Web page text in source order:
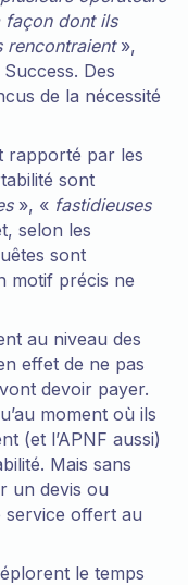
façon dont ils
rencontraient»,
Des
de la nécessité
rapporté par les
sont
», « fastidieuses
selon les
sont
motif précis ne
au niveau des
effet de ne pas
devoir payer.
moment où ils
(et l’APNF aussi)
Mais sans
un devis ou
service offert au
le temps